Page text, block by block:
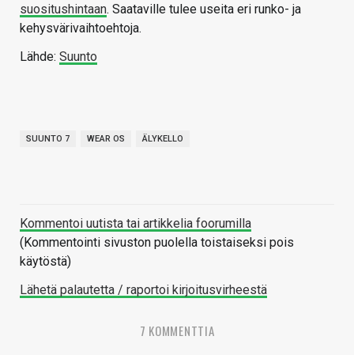
suositushintaan. Saataville tulee useita eri runko- ja
kehysvärivaihtoehtoja.
Lähde: Suunto
SUUNTO 7 WEAR OS ÄLYKELLO
Kommentoi uutista tai artikkelia foorumilla
(Kommentointi sivuston puolella toistaiseksi pois
käytöstä)
Lähetä palautetta / raportoi kirjoitusvirheestä
7 KOMMENTTIA